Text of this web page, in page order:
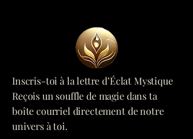
Inscris-toi à la lettre d’Éclat Mystique
Reçois un souffle de magie dans ta
boîte courriel directement de notre
univers à toi.